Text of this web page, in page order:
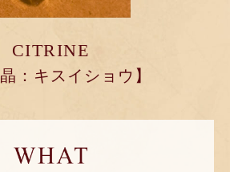
CITRINE
晶：キスイショウ】